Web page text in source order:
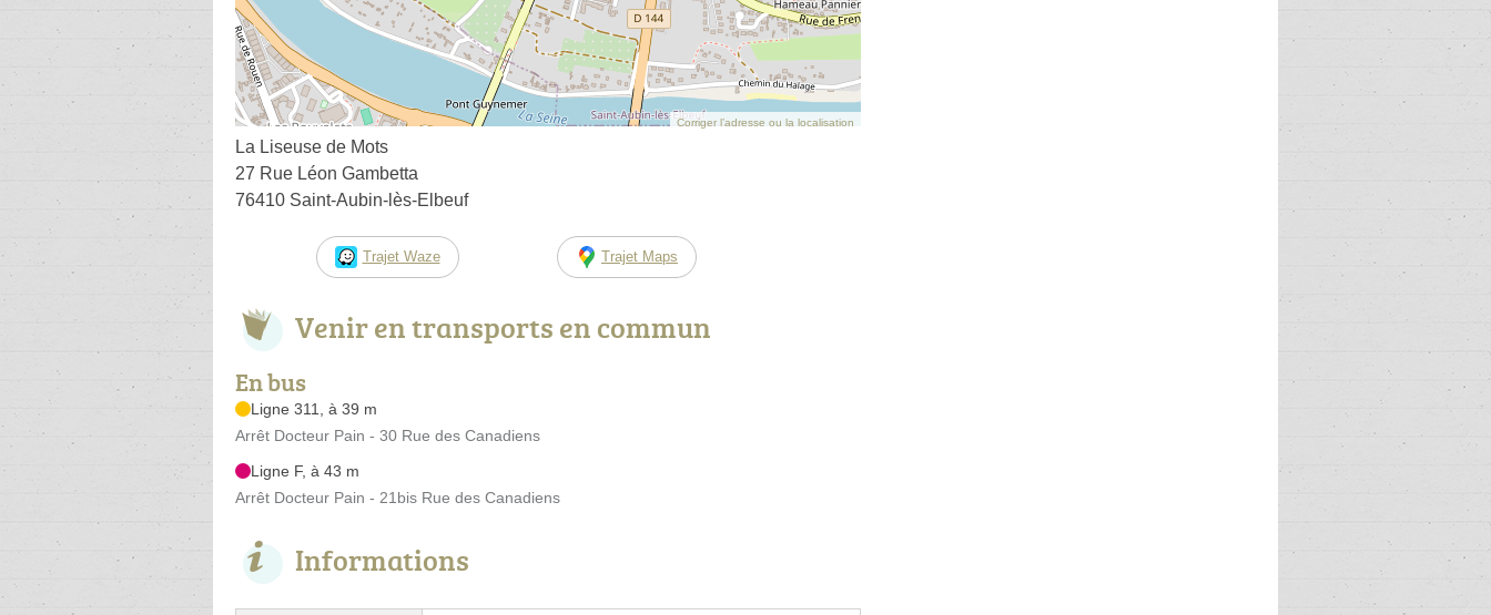
Corriger l’adresse ou la localisation
La Liseuse de Mots
27 Rue Léon Gambetta
76410 Saint-Aubin-lès-Elbeuf
Trajet Waze Trajet Maps
Venir en transports en commun
En bus
Ligne 311, à 39 m
Arrêt Docteur Pain - 30 Rue des Canadiens
Ligne F, à 43 m
Arrêt Docteur Pain - 21bis Rue des Canadiens
Informations